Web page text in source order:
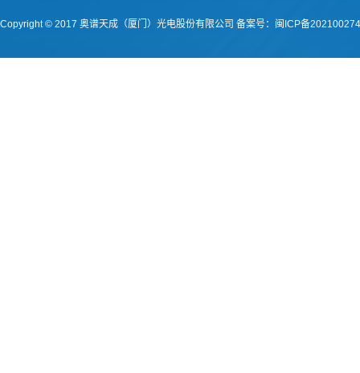
Copyright © 2017 奥谱天成（厦门）光电股份有限公司 备案号：闽ICP备